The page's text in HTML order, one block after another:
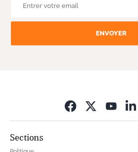
ENVOYER
Sections